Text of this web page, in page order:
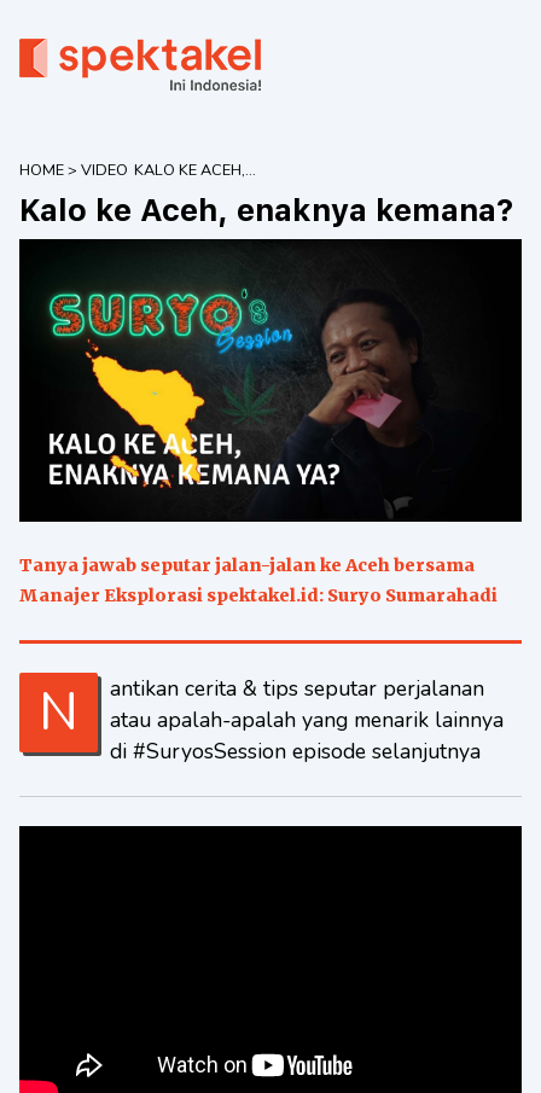
HOME> VIDEO KALO KE ACEH,
ENAKNYA
KEMANA?
Kalo ke Aceh, enaknya kemana?
Tanya jawab seputar jalan-jalan ke Aceh bersama
Manajer Eksplorasi spektakel.id: Suryo Sumarahadi
Nantikan cerita & tips seputar perjalanan
atau apalah-apalah yang menarik lainnya
di #SuryosSession episode selanjutnya